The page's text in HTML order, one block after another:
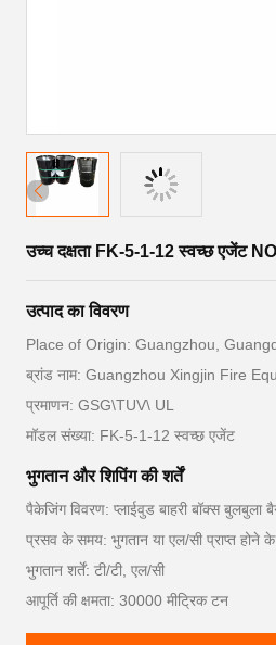
उच्च दक्षता FK-5-1-12 स्वच्छ एजेंट
उत्पाद का विवरण
Place of Origin: Guangzhou,
ब्रांड नाम: Guangzhou Xingjin Fire
प्रमाणन: GSG\TUV\ UL
मॉडल संख्या: FK-5-1-12 स्वच्छ एजेंट
भुगतान और शिपिंग की शर्तें
पैकेजिंग विवरण: प्लाईवुड बाहरी बॉक्स बुलबुला
प्रसव के समय: भुगतान या एल/सी प्राप्त होने
भुगतान शर्तें: टी/टी, एल/सी
आपूर्ति की क्षमता: 30000 मीट्रिक टन